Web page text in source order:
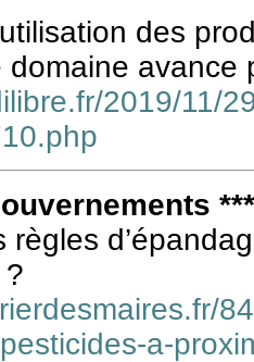
des
avance
2019/11/
***
règles
a-